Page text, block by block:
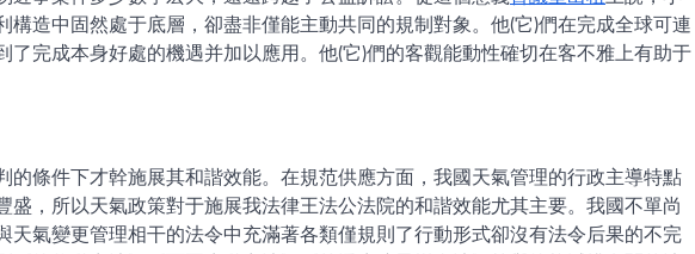
造中固然處于底層，卻盡非僅能主動共同的規制對象。他(它)們在完成全球可連
完成本身好處的機遇并加以應用。他(它)們的客觀能動性確切在客不雅上有助于
的條件下才幹施展其和諧效能。在規范供應方面，我國天氣管理的行政主導特點
盛，所以天氣政策對于施展我法律王法公法院的和諧效能尤其主要。我國不單尚
天氣變更管理相干的法令中充滿著各類僅規則了行動形式卻沒有法令后果的不完